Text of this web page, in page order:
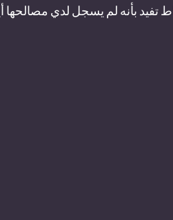
تفيد بأنه لم يسجل لدي